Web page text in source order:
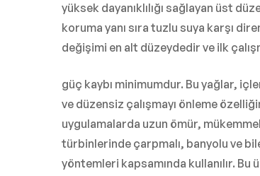
yüksek dayanıklılığı sağlayan üst
koruma yanı sıra tuzlu suya karşı
değişimi en alt düzeydedir ve ilk
güç kaybı minimumdur. Bu yağlar,
ve düzensiz çalışmayı önleme
uygulamalarda uzun ömür,
türbinlerinde çarpmalı, banyolu ve
yöntemleri kapsamında kullanılır.